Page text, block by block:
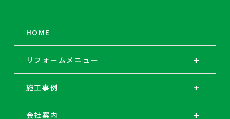
HOME
リフォームメニュー
施工事例
会社案内